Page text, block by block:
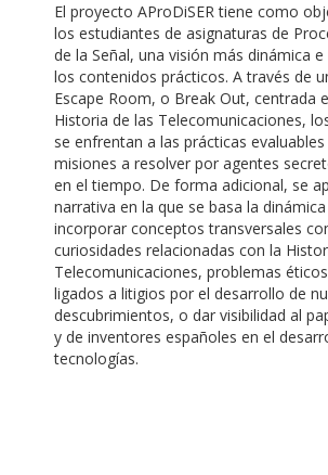
El proyecto AProDiSER tiene como
los estudiantes de asignaturas de
de la Señal, una visión más dinámica
los contenidos prácticos. A través de
Escape Room, o Break Out, centrada
Historia de las Telecomunicaciones,
se enfrentan a las prácticas
misiones a resolver por agentes
en el tiempo. De forma adicional, se
narrativa en la que se basa la
incorporar conceptos transversales
curiosidades relacionadas con la
Telecomunicaciones, problemas
ligados a litigios por el desarrollo de
descubrimientos, o dar visibilidad al
y de inventores españoles en el
tecnologías.